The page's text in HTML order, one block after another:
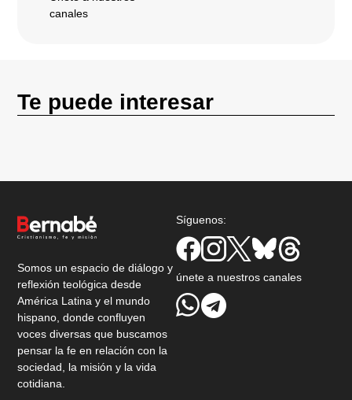
canales
Te puede interesar
Somos un espacio de diálogo y
reflexión teológica desde
América Latina y el mundo
hispano, donde confluyen
voces diversas que buscamos
pensar la fe en relación con la
sociedad, la misión y la vida
cotidiana.
Síguenos:
únete a nuestros canales